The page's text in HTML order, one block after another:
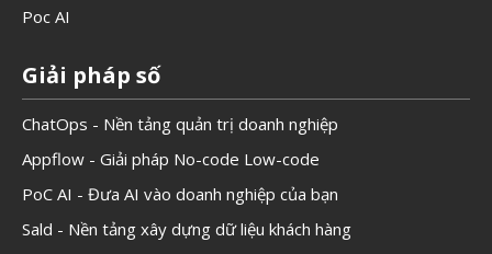
Poc AI
Giải pháp số
ChatOps - Nền tảng quản trị doanh nghiệp
Appflow - Giải pháp No-code Low-code
PoC AI - Đưa AI vào doanh nghiệp của bạn
Sald - Nền tảng xây dựng dữ liệu khách hàng